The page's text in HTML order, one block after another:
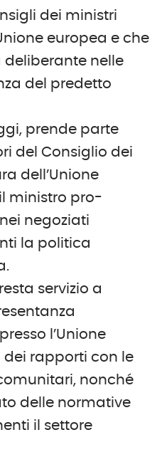
dei ministri
europea e che
deliberante nelle
del predetto
prende parte
del Consiglio dei
dell’Unione
ministro pro-
negoziati
la politica
servizio a
l’Unione
dei rapporti con le
nonché
delle normative
il settore